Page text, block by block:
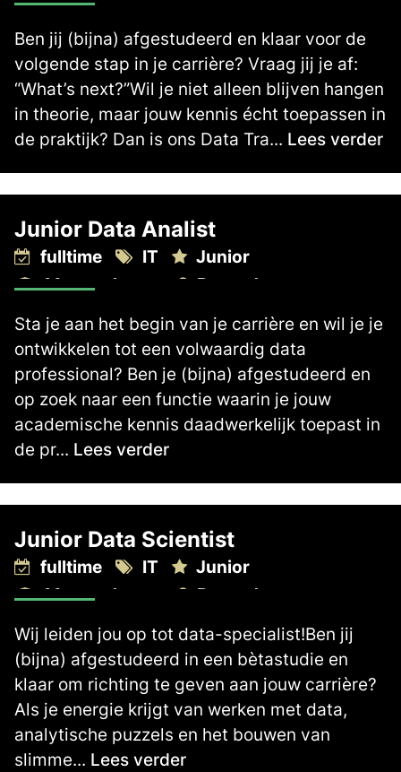
Ben jij (bijna) afgestudeerd en klaar voor de
volgende stap in je carrière? Vraag jij je af:
“What’s next?”Wil je niet alleen blijven hangen
in theorie, maar jouw kennis écht toepassen in
de praktijk? Dan is ons Data Tra... Lees verder
Junior Data Analist
fulltime IT
Junior
Master degree
Rotterdam
2.700 -
Sta je aan het begin van je carrière en wil je je
ontwikkelen tot een volwaardig data
professional? Ben je (bijna) afgestudeerd en
op zoek naar een functie waarin je jouw
academische kennis daadwerkelijk toepast in
de pr... Lees verder
Junior Data Scientist
fulltime IT
Junior
Master degree
Rotterdam
2.700 - 3.300
Wij leiden jou op tot data-specialist!Ben jij
(bijna) afgestudeerd in een bètastudie en
klaar om richting te geven aan jouw carrière?
Als je energie krijgt van werken met data,
analytische puzzels en het bouwen van
slimme... Lees verder